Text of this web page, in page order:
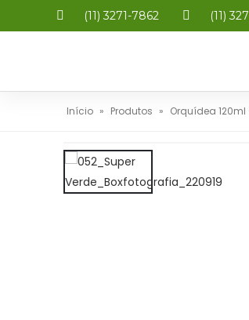
(11) 3271-7862 (11)
Início » Produtos » Orquídea 120ml